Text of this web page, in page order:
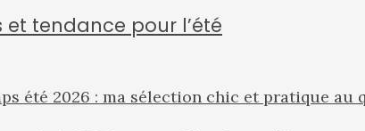
tendance pour l’été